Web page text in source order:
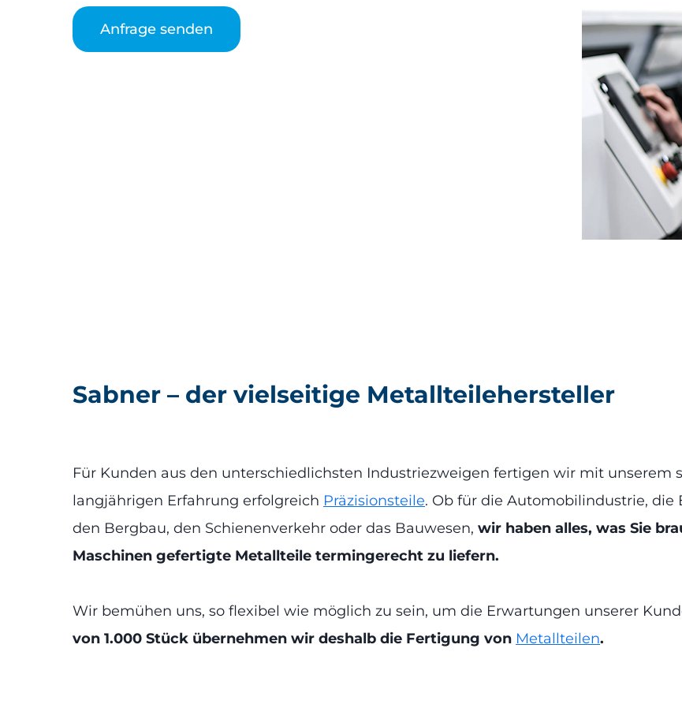
Anfrage senden
Sabner – der vielseitige Metallteilehersteller
Für Kunden aus den unterschiedlichsten Industriezweigen fertigen wir mit unserem
langjährigen Erfahrung erfolgreich Präzisionsteile. Ob für die Automobilindustrie,
den Bergbau, den Schienenverkehr oder das Bauwesen, wir haben alles, was Sie
Maschinen gefertigte Metallteile termingerecht zu liefern.
Wir bemühen uns, so flexibel wie möglich zu sein, um die Erwartungen unserer
von 1.000 Stück übernehmen wir deshalb die Fertigung von Metallteilen.